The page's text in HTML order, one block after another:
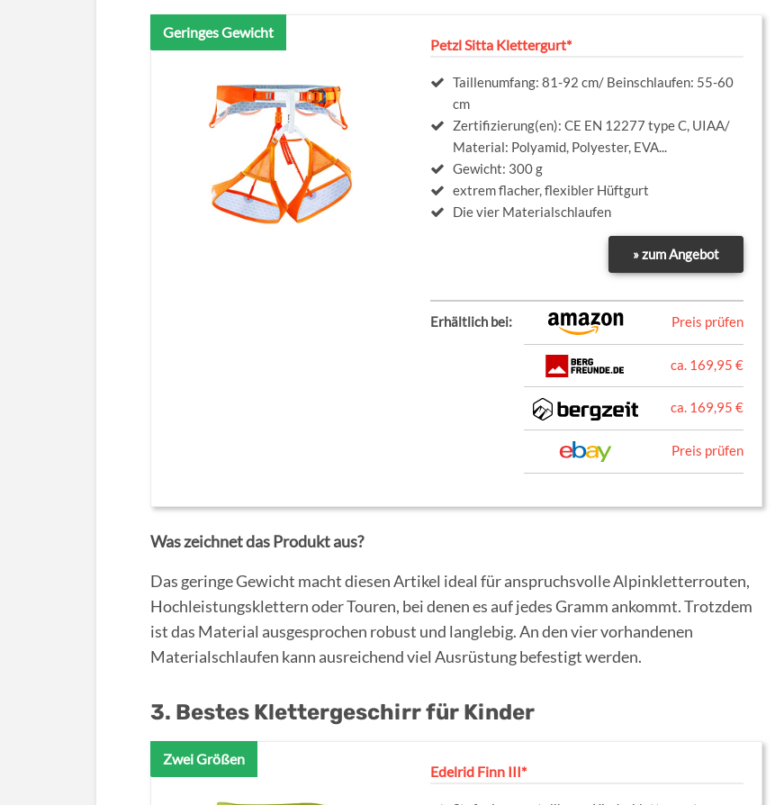
Geringes Gewicht
Petzl Sitta Klettergurt*
Taillenumfang: 81-92 cm/ Beinschlaufen: 55-60
cm
Zertifizierung(en): CE EN 12277 type C, UIAA/
Material: Polyamid, Polyester, EVA...
Gewicht: 300 g
extrem flacher, flexibler Hüftgurt
Die vier Materialschlaufen
» zum Angebot
Erhältlich bei: Preis prüfen
ca. 169,95 €
ca. 169,95 €
Preis prüfen
Was zeichnet das Produkt aus?
Das geringe Gewicht macht diesen Artikel ideal für anspruchsvolle Alpinkletterrouten,
Hochleistungsklettern oder Touren, bei denen es auf jedes Gramm ankommt. Trotzdem
ist das Material ausgesprochen robust und langlebig. An den vier vorhandenen
Materialschlaufen kann ausreichend viel Ausrüstung befestigt werden.
3. Bestes Klettergeschirr für Kinder
Zwei Größen
Edelrid Finn III*